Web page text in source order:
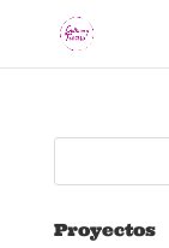
Proyectos